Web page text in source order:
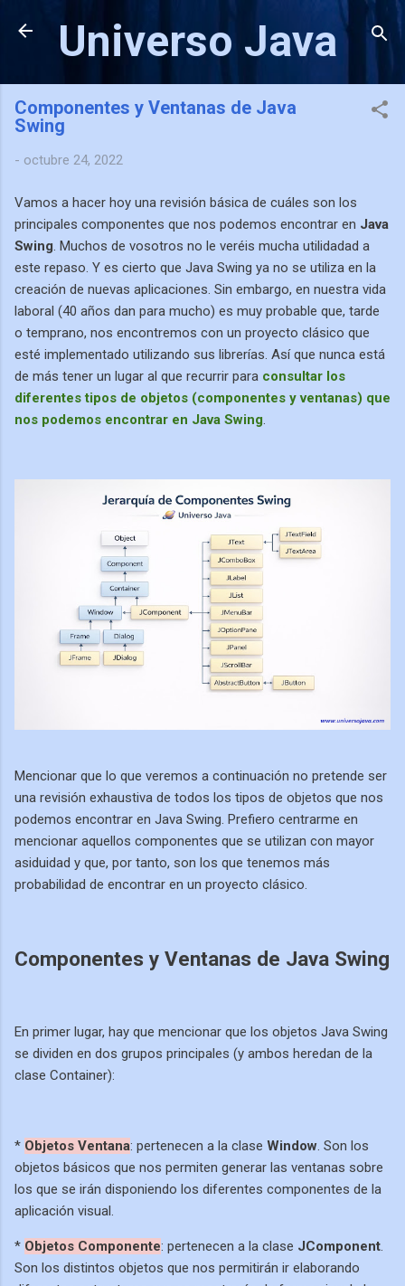
Ir al contenido principal
Universo Java
Componentes y Ventanas de Java
Swing
- octubre 24, 2022
Vamos a hacer hoy una revisión básica de cuáles son los
principales componentes que nos podemos encontrar en Java
Swing . Muchos de vosotros no le veréis mucha utilidadad a
este repaso. Y es cierto que Java Swing ya no se utiliza en la
creación de nuevas aplicaciones. Sin embargo, en nuestra vida
laboral (40 años dan para mucho) es muy probable que, tarde
o temprano, nos encontremos con un proyecto clásico que
esté implementado utilizando sus librerías. Así que nunca está
de más tener un lugar al que recurrir para consultar los
diferentes tipos de objetos (componentes y ventanas) que
nos podemos encontrar en Java Swing
Mencionar que lo que veremos a continuación no pretende ser
una revisión exhaustiva de todos los tipos de objetos que nos
podemos encontrar en Java Swing. Prefiero centrarme en
mencionar aquellos componentes que se utilizan con mayor
asiduidad y que, por tanto, son los que tenemos más
probabilidad de encontrar en un proyecto clásico.
Componentes y Ventanas de Java Swing
En primer lugar, hay que mencionar que los objetos Java Swing
se dividen en dos grupos principales (y ambos heredan de la
clase Container):
* Objetos Ventana: pertenecen a la clase Window. Son los
objetos básicos que nos permiten generar las ventanas sobre
los que se irán disponiendo los diferentes componentes de la
aplicación visual.
* Objetos Componente: pertenecen a la clase JComponent.
Son los distintos objetos que nos permitirán ir elaborando